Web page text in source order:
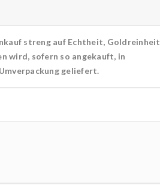
streng auf Echtheit, Goldreinheit
wird, sofern so angekauft, in
geliefert.